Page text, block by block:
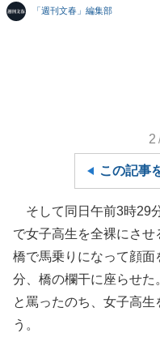
「週刊文春」編集部
2
この記事
そして同日午前3時29
で女子高生を全裸にさせ
橋で馬乗りになって顔
分、橋の欄干に座らせた
と罵ったのち、女子高
う。